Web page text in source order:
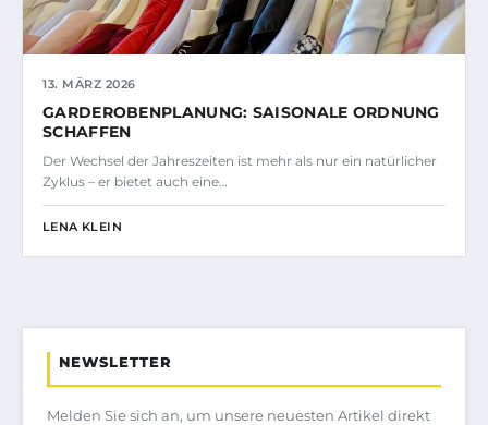
13. MÄRZ 2026
GARDEROBENPLANUNG: SAISONALE ORDNUNG
SCHAFFEN
Der Wechsel der Jahreszeiten ist mehr als nur ein natürlicher
Zyklus – er bietet auch eine…
LENA KLEIN
NEWSLETTER
Melden Sie sich an, um unsere neuesten Artikel direkt